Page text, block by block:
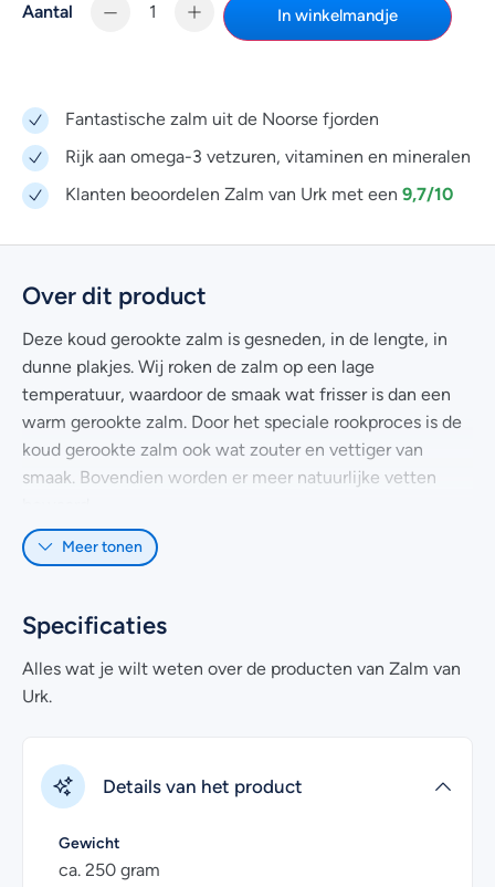
Aantal In winkelmandje
Fantastische zalm uit de Noorse fjorden
Rijk aan omega-3 vetzuren, vitaminen en mineralen
Klanten beoordelen Zalm van Urk met een 9,7/10
Over dit product
Deze koud gerookte zalm is gesneden, in de lengte, in
dunne plakjes. Wij roken de zalm op een lage
temperatuur, waardoor de smaak wat frisser is dan een
warm gerookte zalm. Door het speciale rookproces is de
koud gerookte zalm ook wat zouter en vettiger van
smaak. Bovendien worden er meer natuurlijke vetten
Doordat de zalm in dunne plakjes is gesneden (wordt
luxe sandwiches en bijvoorbeeld in een pasta.
Kwaliteit van de zalm
kwaliteit te kunnen garanderen waar wij elke dag naar
streven, wordt alleen de beste zalm uitgekozen om
Er wordt alleen gewerkt met verse zalm afkomstig
Meer tonen
Specificaties
Alles wat je wilt weten over de producten van Zalm van
Urk.
Details van het product
Gewicht
ca. 250 gram